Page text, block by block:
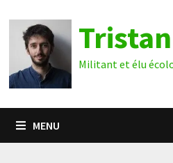
contenu
Militant et élu
MENU